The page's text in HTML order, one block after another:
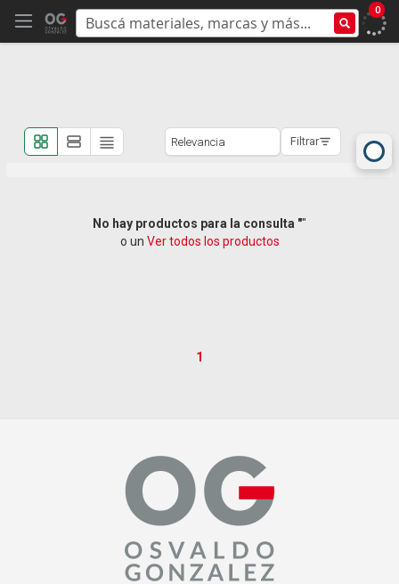
0
Filtrar
No hay productos para la consulta ""
o un Ver todos los productos
1